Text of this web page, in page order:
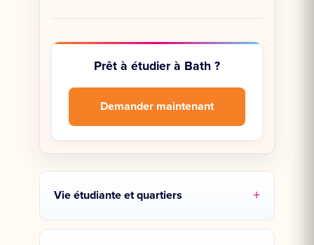
Prêt à étudier à Bath ?
Demander maintenant
Vie étudiante et quartiers